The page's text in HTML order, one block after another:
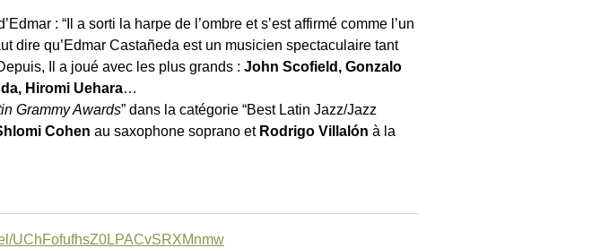
: “Il a sorti la harpe de l’ombre et s’est affirmé comme l’un
dire qu’Edmar Castañeda est un musicien spectaculaire tant
Il a joué avec les plus grands : John Scofield, Gonzalo
Hiromi Uehara…
Grammy Awards” dans la catégorie “Best Latin Jazz/Jazz
Cohen au saxophone soprano et Rodrigo Villalón à la
UChFofufhsZ0LPACvSRXMnmw